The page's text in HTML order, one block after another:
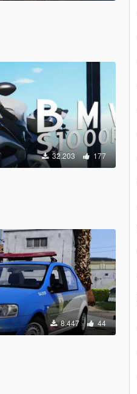
32.203 177
8.447 44